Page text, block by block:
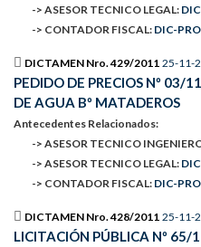
-> ASESOR TECNICO LEGAL:
-> CONTADOR FISCAL: DIC-
DICTAMEN Nro. 429/2011 25-11-
PEDIDO DE PRECIOS Nº 03/
DE AGUA Bº MATADEROS
Antecedentes Relacionados:
-> ASESOR TECNICO
-> ASESOR TECNICO LEGAL:
-> CONTADOR FISCAL: DIC-
DICTAMEN Nro. 428/2011 25-11-
LICITACIÓN PÚBLICA Nº 65/